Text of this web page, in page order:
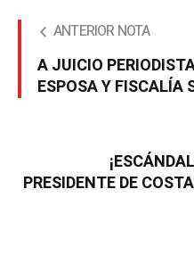
ANTERIOR NOTA
A JUICIO
ESPOSA Y FISCALÍA
PRESIDENTE DE